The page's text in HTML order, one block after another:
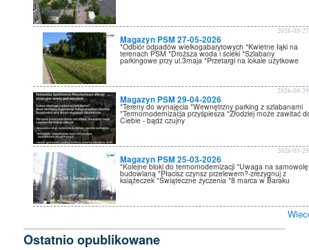
Magazyn PSM 27-05-2026
2026-05-27
*Odbiór odpadów wielkogabarytowych *Kwietne łąki na
terenach PSM *Droższa woda i ścieki *Szlabany
parkingowe przy ul.3maja *Przetargi na lokale użytkowe
Magazyn PSM 29-04-2026
2026-04-29
*Tereny do wynajęcia *Wewnętrzny parking z szlabanami
*Termomodernizacja przyśpiesza *Złodziej może zawitać
Ciebie - bądź czujny
Magazyn PSM 25-03-2026
2026-03-25
*Kolejne bloki do termomodernizacji *Uwaga na samowolę
budowlaną *Płacisz czynsz przelewem?-zrezygnuj z
książeczek *Świąteczne życzenia *8 marca w Baraku
Ostatnio opublikowane